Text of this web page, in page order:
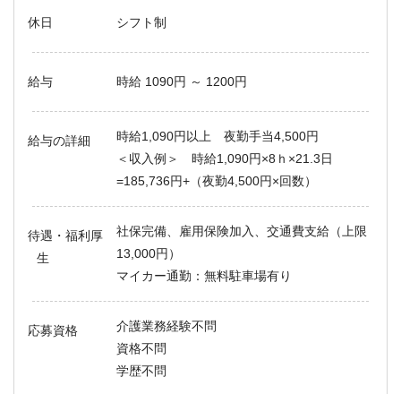
休日 シフト制
給与 時給 1090円 ～ 1200円
給与の詳細
時給1,090円以上 夜勤手当4,500円
＜収入例＞ 時給1,090円×8ｈ×21.3日
=185,736円+（夜勤4,500円×回数）
待遇・福利厚
生
社保完備、雇用保険加入、交通費支給（上限
13,000円）
マイカー通勤：無料駐車場有り
応募資格
介護業務経験不問
資格不問
学歴不問